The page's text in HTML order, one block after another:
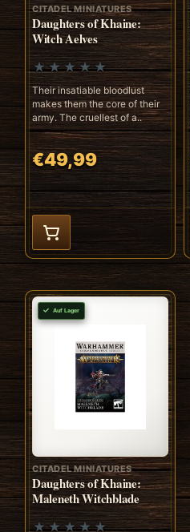
CITADEL MINIATURES
Daughters of Khaine:
Witch Aelves
Their insatiable bloodlust
makes them the core of their
army. The cruellest of a..
€49,99
Auf Lager
CITADEL MINIATURES
Daughters of Khaine:
Maleneth Witchblade